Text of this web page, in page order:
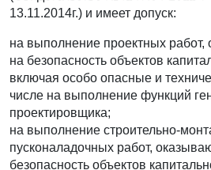
13.11.2014г.) и имеет допуск:
на выполнение проектных
на безопасность объектов
включая особо опасные и
числе на выполнение функций
проектировщика;
на выполнение строительно-
пусконаладочных работ,
безопасность объектов